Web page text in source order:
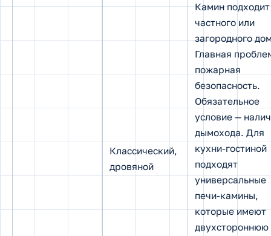
Классический,
дровяной
Камин
частного или
загородного
Главная
пожарная
безопасность.
Обязательное
условие —
дымохода. Для
кухни-гостиной
подходят
универсальные
печи-камины,
которые имеют
двухстороннюю